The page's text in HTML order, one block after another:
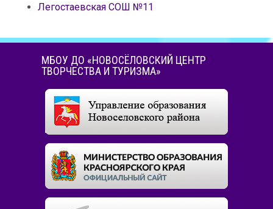
Легостаевская СОШ №11
МБОУ ДО «НОВОСЁЛОВСКИЙ ЦЕНТР
ТВОРЧЕСТВА И ТУРИЗМА»